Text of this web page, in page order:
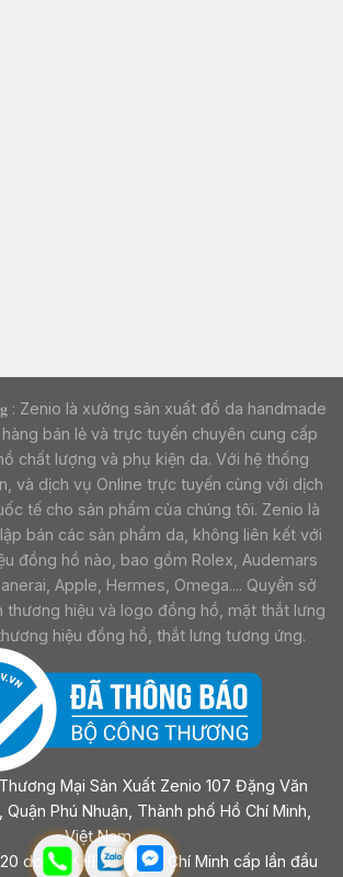
: Zenio là xưởng sản xuất đồ da handmade
bán lẻ và trực tuyến chuyên cung cấp
chất lượng và phụ kiện da. Với hệ thống
và dịch vụ Online trực tuyến cùng với dịch
tế cho sản phẩm của chúng tôi. Zenio là
bán các sản phẩm da, không liên kết với
đồng hồ nào, bao gồm Rolex, Audemars
Apple, Hermes, Omega.... Quyền sở
thương hiệu và logo đồng hồ, mặt thắt lưng
hiệu đồng hồ, thắt lưng tương ứng.
Mại Sản Xuất Zenio 107 Đặng Văn
Quận Phú Nhuận, Thành phố Hồ Chí Minh,
Việt Nam
do sở KHĐT Tp Hồ Chí Minh cấp lần đầu